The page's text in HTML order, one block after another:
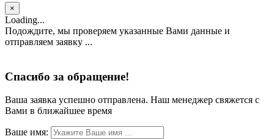
×
Loading...
Подождите, мы проверяем указанные Вами данные и
отправляем заявку ...
Спасибо за обращение!
Ваша заявка успешно отправлена. Наш менеджер свяжется с
Вами в ближайшее время
Ваше имя: